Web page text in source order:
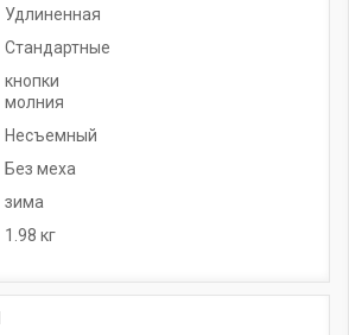
Удлиненная
Стандартные
кнопки
молния
Несъемный
Без меха
зима
1.98 кг